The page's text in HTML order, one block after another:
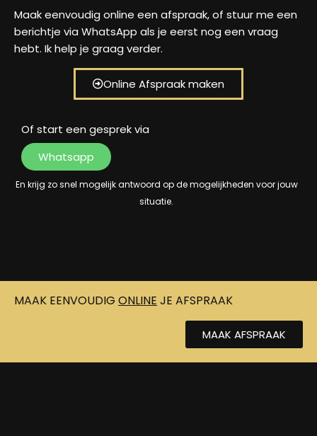
Maak eenvoudig online een afspraak, of stuur me een
berichtje via WhatsApp als je eerst nog een vraag
hebt. Ik help je graag verder.
Online Afspraak maken
Of start een gesprek via
Whatsapp
En krijg zo snel mogelijk antwoord op de mogelijkheden voor jouw
situatie.
MAAK EENVOUDIG ONLINE JE AFSPRAAK
MAAK AFSPRAAK